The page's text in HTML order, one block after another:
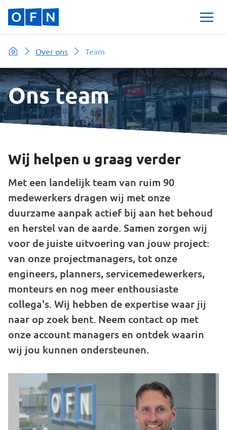
Over ons Team
Ons team
Wij helpen u graag verder
Met een landelijk team van ruim 90
medewerkers dragen wij met onze
duurzame aanpak actief bij aan het behoud
en herstel van de aarde. Samen zorgen wij
voor de juiste uitvoering van jouw project:
van onze projectmanagers, tot onze
engineers, planners, servicemedewerkers,
monteurs en nog meer enthousiaste
collega's. Wij hebben de expertise waar jij
naar op zoek bent. Neem contact op met
onze account managers en ontdek waarin
wij jou kunnen ondersteunen.